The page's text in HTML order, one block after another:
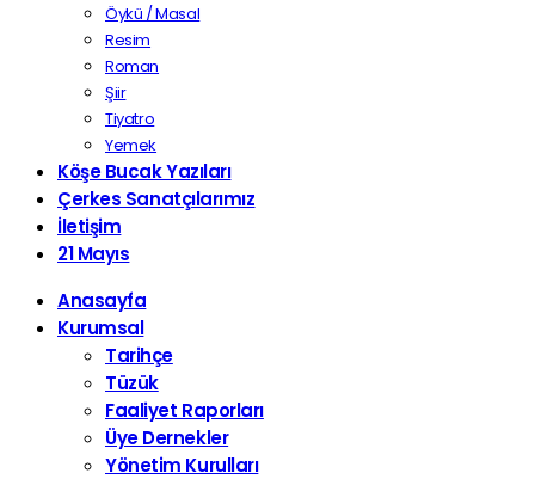
Öykü / Masal
Resim
Roman
Şiir
Tiyatro
Yemek
Köşe Bucak Yazıları
Çerkes Sanatçılarımız
İletişim
21 Mayıs
Anasayfa
Kurumsal
Tarihçe
Tüzük
Faaliyet Raporları
Üye Dernekler
Yönetim Kurulları